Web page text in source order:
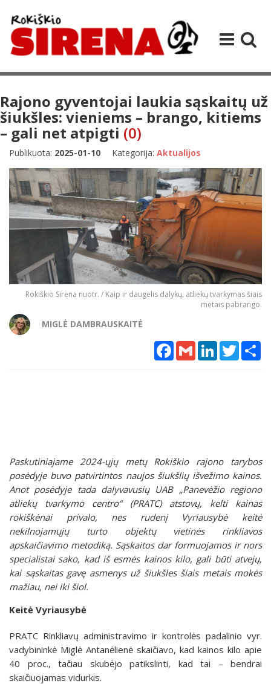
Rajono gyventojai laukia sąskaitų už
šiukšles: vieniems – brango, kitiems
– gali net atpigti (0)
Publikuota: 2025-01-10 Kategorija: Aktualijos
Rokiškio Sirena nuotr. / Kaip ir daugelis dalykų, atliekų tvarkymas šiais
metais pabrango.
MIGLĖ DAMBRAUSKAITĖ
Facebook
Gmail LinkedInTwitter
Paskutiniajame 2024-ųjų metų Rokiškio rajono tarybos
posėdyje buvo patvirtintos naujos šiukšlių išvežimo kainos.
Anot posėdyje tada dalyvavusių UAB „Panevėžio regiono
atliekų tvarkymo centro“ (PRATC) atstovų, kelti kainas
rokiškėnai privalo, nes rudenį Vyriausybė keitė
nekilnojamųjų turto objektų vietinės rinkliavos
apskaičiavimo metodiką. Sąskaitos dar formuojamos ir nors
specialistai sako, kad iš esmės kainos kilo, gali būti atvejų,
kai sąskaitas gavę asmenys už šiukšles šiais metais mokės
mažiau, nei iki šiol.
Keitė Vyriausybė
PRATC Rinkliavų administravimo ir kontrolės padalinio vyr.
vadybininkė Miglė Antanėlienė skaičiavo, kad kainos kilo apie
40 proc., tačiau skubėjo patikslinti, kad tai – bendrai
skaičiuojamas vidurkis.